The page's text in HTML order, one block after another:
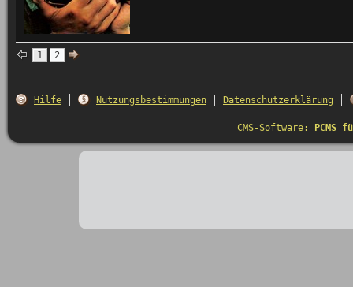
1 2
Hilfe Nutzungsbestimmungen Datenschutzerklärung
CMS-Software: PCMS